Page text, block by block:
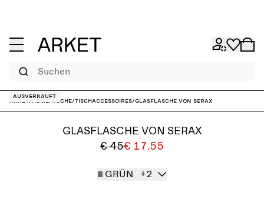
Suchen
ARKET/ Home/ Küche/Tischaccessoires/Glasflasche von Serax
Ausverkauft
GLASFLASCHE VON SERAX
€ 45€ 17.55
GRÜN +2